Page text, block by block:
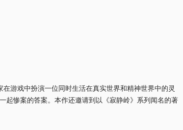
游戏中扮演一位同时生活在真实世界和精神世界中的灵
起惨案的答案。本作还邀请到以《寂静岭》系列闻名的著